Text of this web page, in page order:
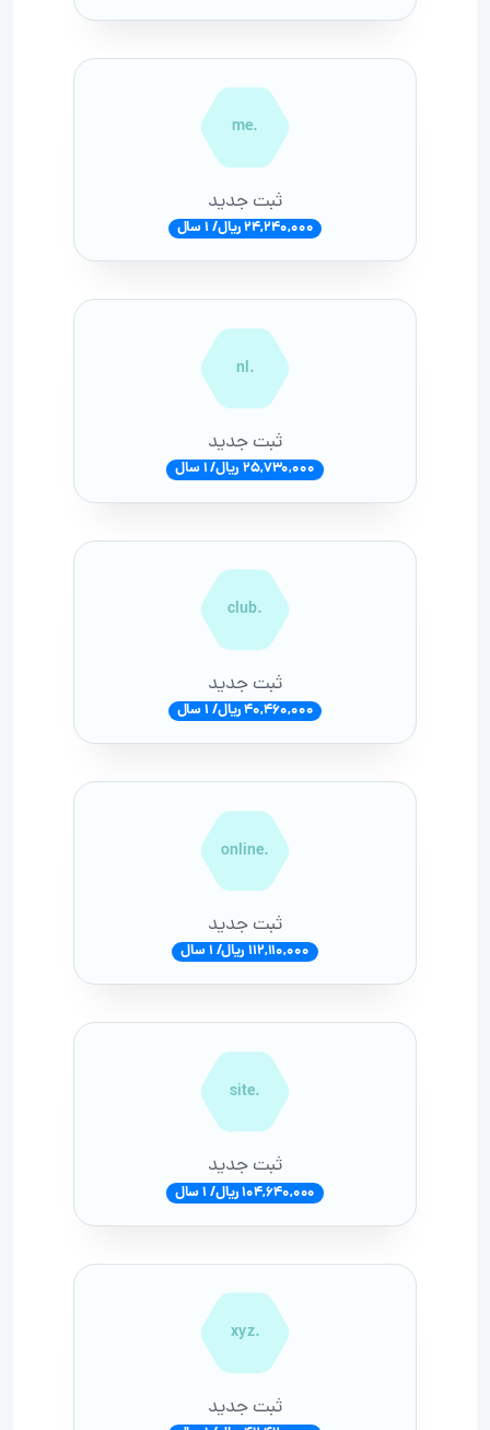
.me
ثبت جدید
24,240,000 ریال/ 1 سال
.nl
ثبت جدید
25,730,000 ریال/ 1 سال
.club
ثبت جدید
40,460,000 ریال/ 1 سال
.online
ثبت جدید
112,110,000 ریال/ 1 سال
.site
ثبت جدید
104,640,000 ریال/ 1 سال
.xyz
ثبت جدید